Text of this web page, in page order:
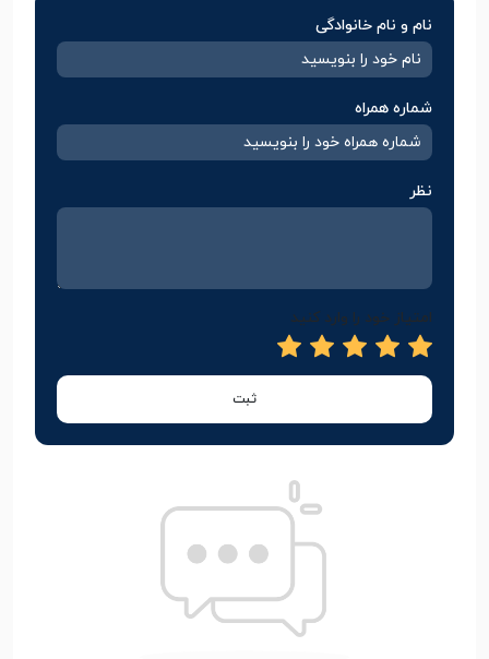
نام و نام خانوادگی
شماره همراه
نظر
امتیاز خود را وارد کنید
ثبت